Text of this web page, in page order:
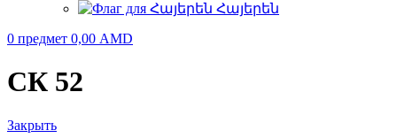
Հայերեն
0 предмет 0,00 AMD
СК 52
Закрыть